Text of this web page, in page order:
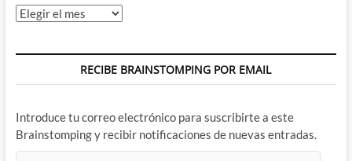
Archivos
RECIBE BRAINSTOMPING POR EMAIL
Introduce tu correo electrónico para suscribirte a este
Brainstomping y recibir notificaciones de nuevas entradas.